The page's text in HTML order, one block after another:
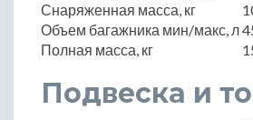
Снаряженная масса, кг
Объем багажника мин/макс, л
Полная масса, кг
Подвеска и